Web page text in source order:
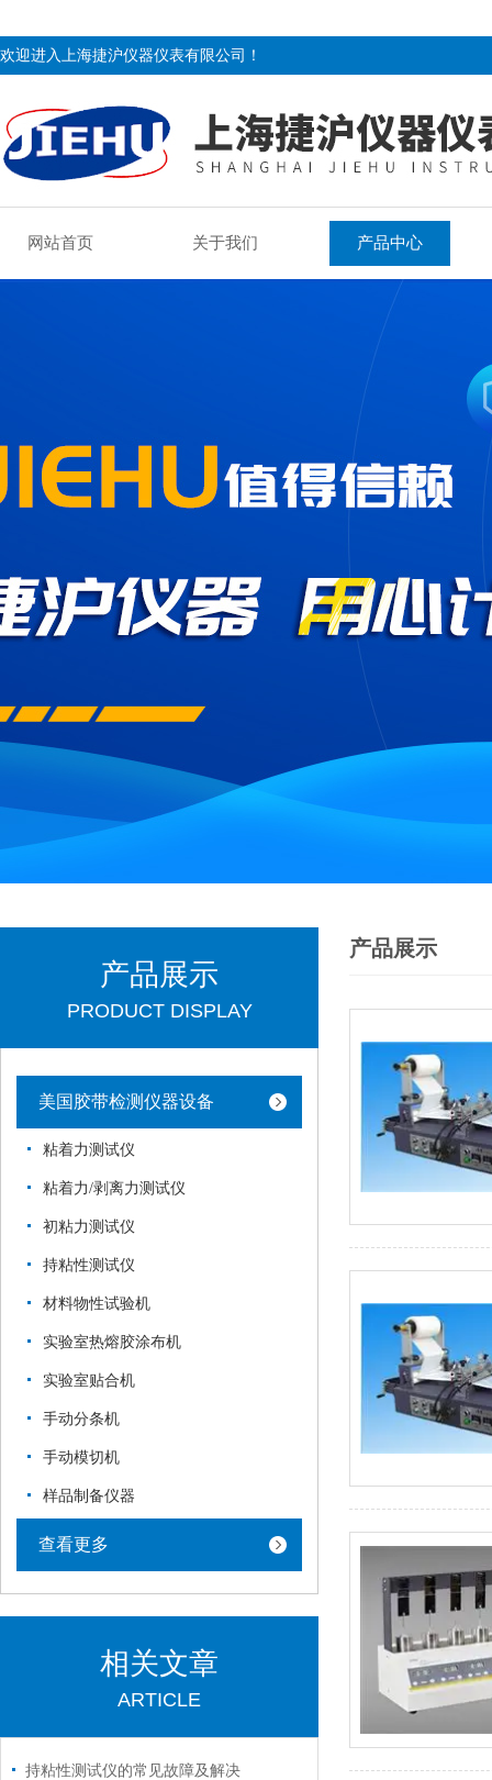
欢迎进入上海捷沪仪器仪表有限公司！
网站首页 关于我们 产品中心
产品展示
PRODUCT DISPLAY
美国胶带检测仪器设备
粘着力测试仪
粘着力/剥离力测试仪
初粘力测试仪
持粘性测试仪
材料物性试验机
实验室热熔胶涂布机
实验室贴合机
手动分条机
手动模切机
样品制备仪器
查看更多
相关文章
ARTICLE
持粘性测试仪的常见故障及解决
产品展示